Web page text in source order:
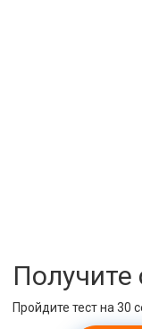
Получите
Пройдите тест на 30